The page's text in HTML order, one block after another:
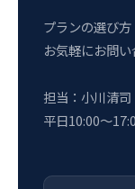
プランの選び方
お気軽にお問い
担当：小川清司
平日10:00〜